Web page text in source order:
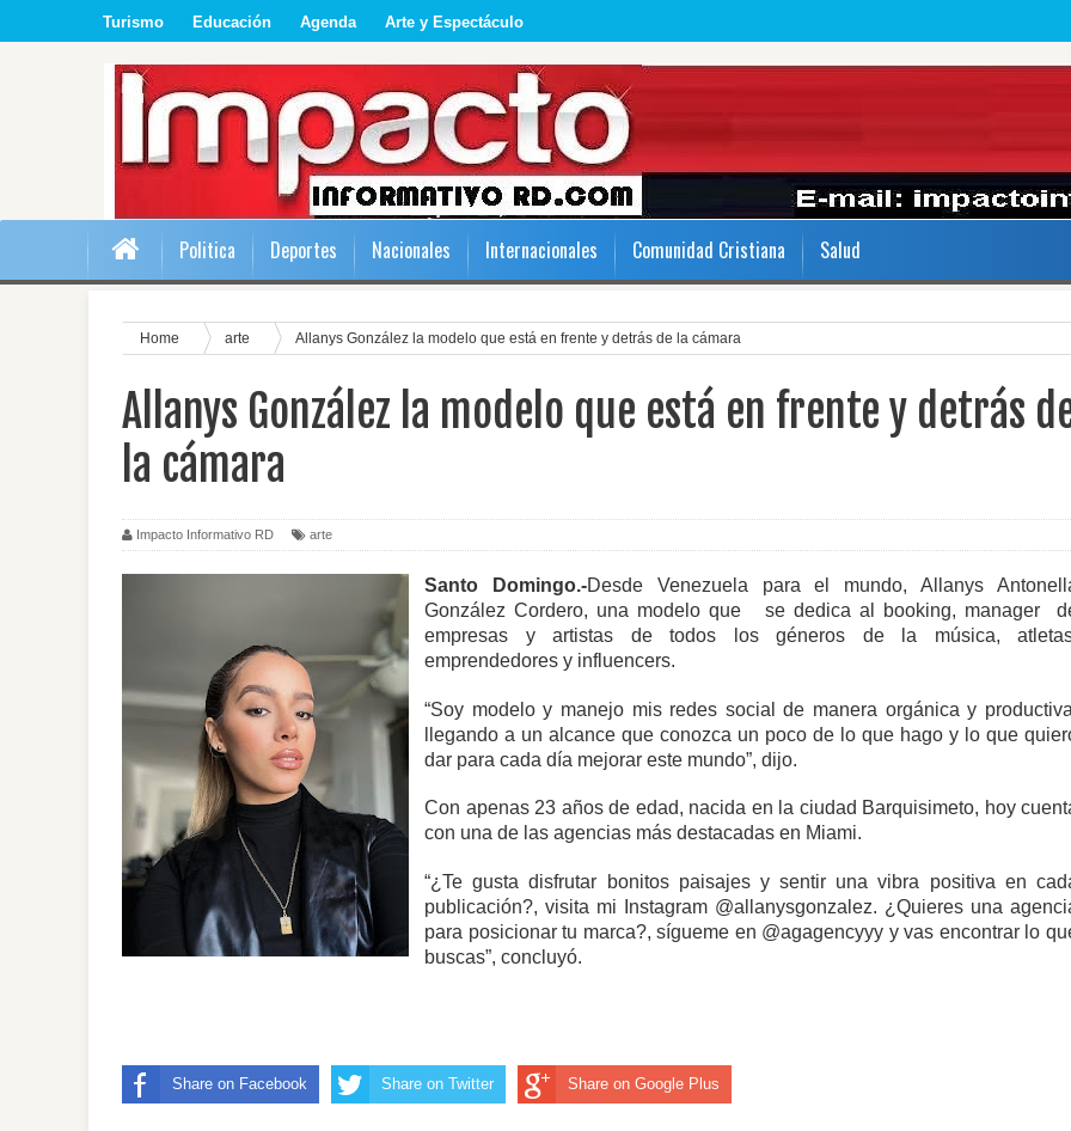
Turismo Educación Agenda Arte y Espectáculo
Politica Deportes Nacionales Internacionales Comunidad Cristiana Salud
Home arte Allanys González la modelo que está en frente y detrás de la cámara
Allanys González la modelo que está en frente y detrás
la cámara
Impacto Informativo RD arte
Santo Domingo.-Desde Venezuela para el mundo, Allanys
González Cordero, una modelo que
se dedica al booking, manager
empresas y artistas de todos los géneros de la música,
emprendedores y influencers.
“Soy modelo y manejo mis redes social de manera orgánica y
llegando a un alcance que conozca un poco de lo que hago y lo que
dar para cada día mejorar este mundo”, dijo.
Con apenas 23 años de edad, nacida en la ciudad Barquisimeto, hoy
con una de las agencias más destacadas en Miami.
“¿Te gusta disfrutar bonitos paisajes y sentir una vibra positiva en
publicación?, visita mi Instagram @allanysgonzalez. ¿Quieres una
para posicionar tu marca?, sígueme en @agagencyyy y vas encontrar lo
buscas”, concluyó.
Share on Facebook Share on Twitter Share on Google Plus